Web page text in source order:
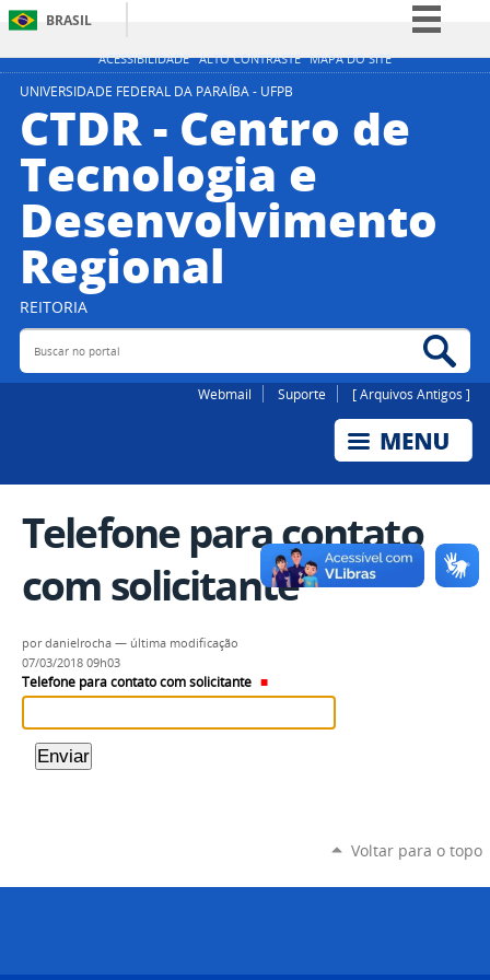
ACESSIBILIDADE ALTO CONTRASTE MAPA DO SITE
BRASIL
Simplifique!
Participe
Legislação
Canais
UNIVERSIDADE FEDERAL DA PARAÍBA - UFPB
CTDR - Centro de
Tecnologia e
Desenvolvimento
Regional
REITORIA
Buscar no portal
Webmail Suporte [ Arquivos Antigos ]
Telefone para contato
com solicitante
pordanielrocha — última modificação
07/03/2018 09h03
Telefone para contato com solicitante
Voltar para o topo